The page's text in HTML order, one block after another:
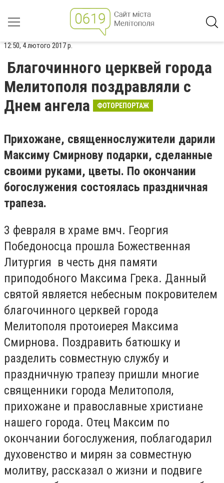
12:50, 4 лютого 2017 р.
Благочинного церквей города
Мелитополя поздравляли с
Днем ангела
ФОТОРЕПОРТАЖ
Прихожане, священнослужители дарили
Максиму Смирнову подарки, сделанные
своими руками, цветы. По окончании
богослужения состоялась праздничная
трапеза.
3 февраля в храме вмч. Георгия
Победоносца прошла Божественная
Литургия в честь дня памяти
приподобного Максима Грека. Данный
святой является небесным покровителем
благочинного церквей города
Мелитополя протоиерея Максима
Смирнова. Поздравить батюшку и
разделить совместную службу и
праздничную трапезу пришли многие
священники города Мелитополя,
прихожане и православные христиане
нашего города. Отец Максим по
окончании богослужения, поблагодарил
духовенство и мирян за совместную
молитву, рассказал о жизни и подвиге